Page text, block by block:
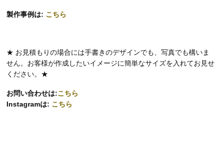
製作事例は: こちら
★ お見積もりの場合には手書きのデザインでも、写真でも構いま
せん。お客様が作成したいイメージに簡単なサイズを入れてお見せ
ください。★
お問い合わせは:こちら
Instagramは: こちら